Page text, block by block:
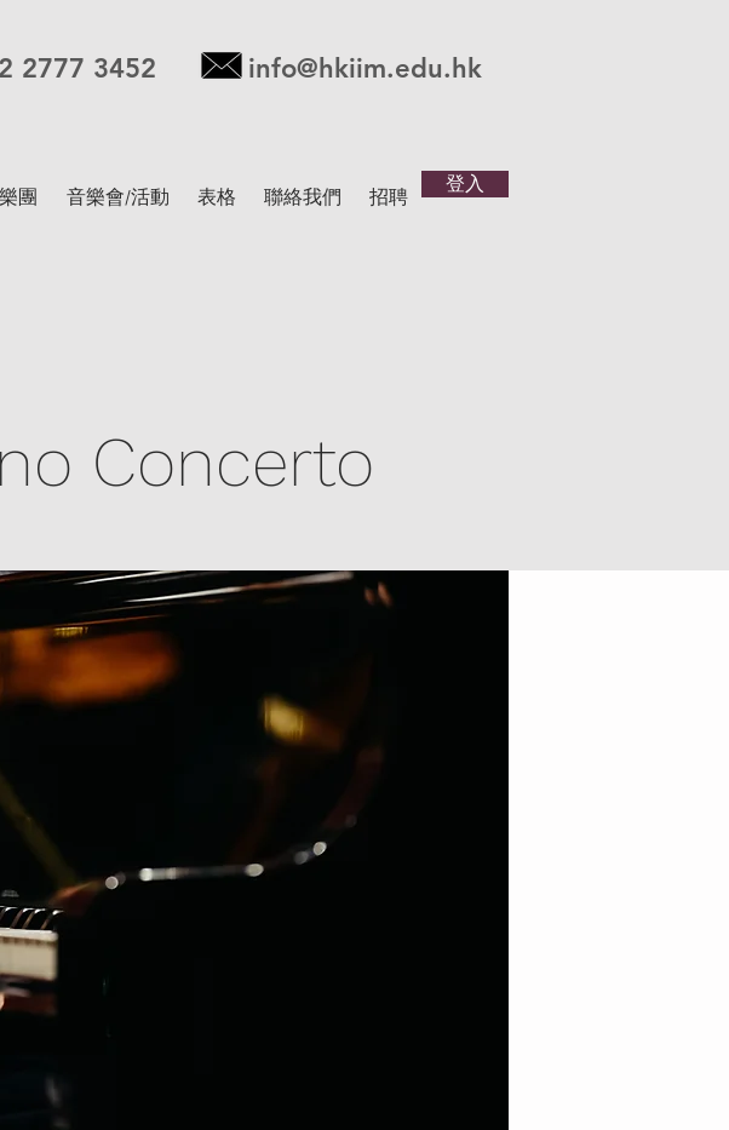
2777 3452 info@hkiim.edu.hk
樂團 音樂會/活動 表格 聯絡我們 招聘
登入
Concerto